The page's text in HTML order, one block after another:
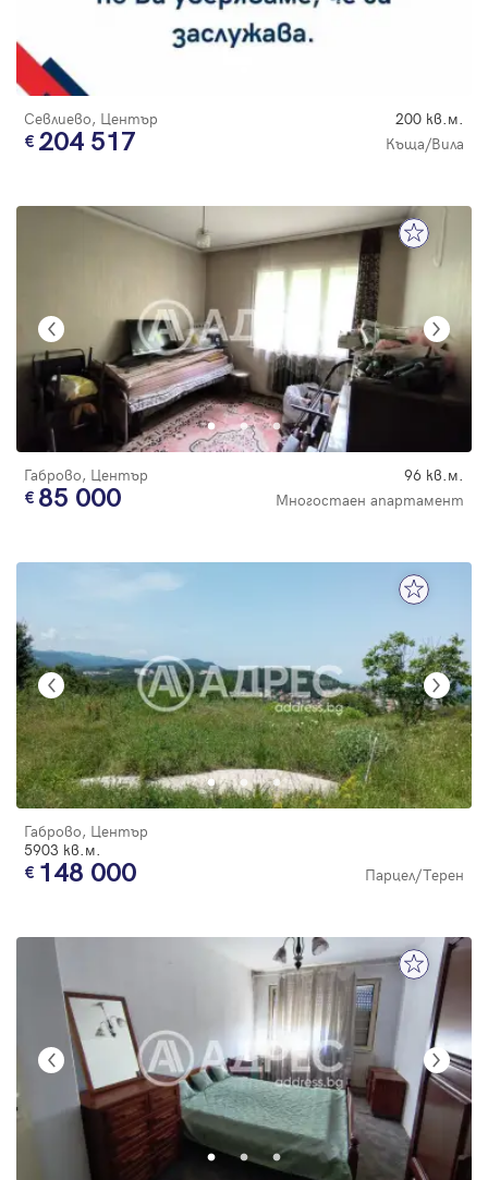
Севлиево, Център 200 кв.м.
204 517 Къща/Вила
Габрово, Център 96 кв.м.
85 000 Многостаен апартамент
Габрово, Център
5903 кв.м.
148 000 Парцел/Терен